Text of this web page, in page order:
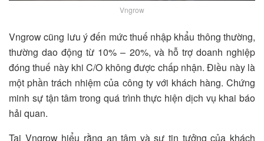
Vngrow
Vngrow cũng lưu ý đến mức thuế nhập khẩu thông thường,
thường dao động từ 10% – 20%, và hỗ trợ doanh nghiệp
đóng thuế này khi C/O không được chấp nhận. Điều này là
một phần trách nhiệm của công ty với khách hàng. Chứng
minh sự tận tâm trong quá trình thực hiện dịch vụ khai báo
hải quan.
Tại Vngrow hiểu rằng an tâm và sự tin tưởng của khách